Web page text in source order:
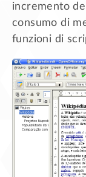
incremento
consumo di
funzioni di